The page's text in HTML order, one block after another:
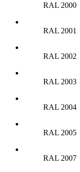
RAL 2000
RAL 2001
RAL 2002
RAL 2003
RAL 2004
RAL 2005
RAL 2007